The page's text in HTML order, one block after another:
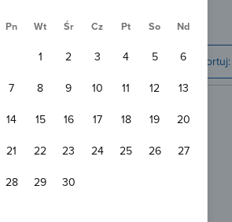
Pn Wt Śr Cz Pt So Nd
1 2 3 4 5
6
7
8 9 10 11 12
13
14
15 16 17 18 19
20
21
22 23 24 25 26
27
28
29 30
Sortuj:
19691 Mandre